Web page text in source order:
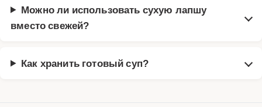
Можно ли использовать сухую лапшу
вместо свежей?
Как хранить готовый суп?